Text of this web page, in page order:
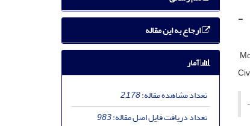
-
ارجاع به این مقاله
آمار
تعداد مشاهده مقاله:2,178
تعداد دریافت فایل اصل مقاله:983